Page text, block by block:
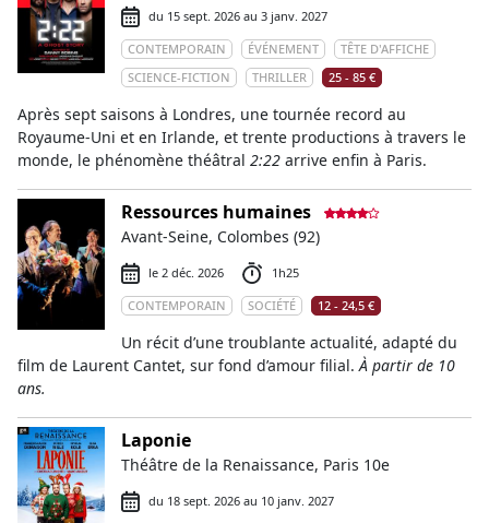
du 15 sept. 2026 au 3 janv. 2027
CONTEMPORAIN
ÉVÉNEMENT
TÊTE D'AFFICHE
SCIENCE-FICTION
THRILLER 25 - 85 €
Après sept saisons à Londres, une tournée record au
Royaume-Uni et en Irlande, et trente productions à travers le
monde, le phénomène théâtral 2:22 arrive enfin à Paris.
Ressources humaines
Avant-Seine, Colombes (92)
le 2 déc. 2026
1h25
CONTEMPORAIN
SOCIÉTÉ 12 - 24,5 €
Un récit d’une troublante actualité, adapté du
film de Laurent Cantet, sur fond d’amour filial.À partir de 10
ans.
Laponie
Théâtre de la Renaissance, Paris 10e
du 18 sept. 2026 au 10 janv. 2027